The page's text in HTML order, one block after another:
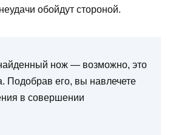
обойдут стороной.
нож — возможно, это
Подобрав его, вы навлечете
в совершении